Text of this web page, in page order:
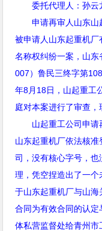
委托代理人：孙云
申请再审人山东山
被申请人山东起重机
名称权纠纷一案，山
007）鲁民三终字第
年8月 18日，山起重工
庭对本案进行了审查，
山起重工公司申请
山东起重机厂依法核
司，没有核心字号，
理，凭空捏造出了一个
于山东起重机厂与山海
合同为有效合同的认
体私营监督处给青州